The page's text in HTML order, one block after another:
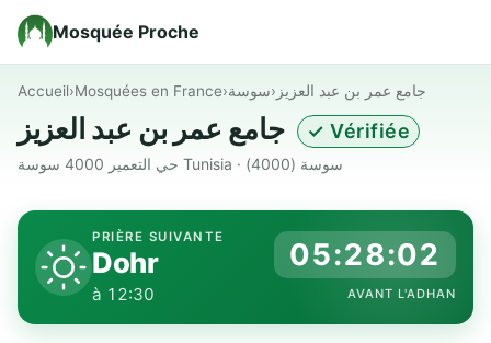
Mosquée Proche
Accueil›Mosquées en France›سوسة› جامع عمر بن عبد العزيز
جامع عمر بن عبد العزيز ✓ Vérifiée
حي التعمير 4000 سوسة Tunisia · سوسة (4000)
PRIÈRE SUIVANTE
Dohr
à 12:30
05:28:02
AVANT L'ADHAN